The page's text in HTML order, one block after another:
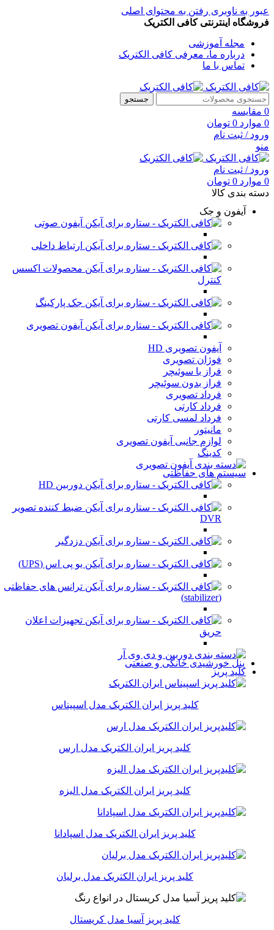
عبور به ناوبری رفتن به محتوای اصلی
فروشگاه اینترنتی کافی الکتریک
مجله آموزشی
درباره ما، معرفی کافی الکتریک
تماس با ما
جستجو
0 مقایسه
0 موارد 0 تومان
ورود / ثبت نام
منو
ورود / ثبت نام
0 موارد 0 تومان
دسته بندی کالا
آیفون و جک
آیفون صوتی
ارتباط داخلی
محصولات اکسس
کنترل
جک پارکینگ
آیفون تصویری
آیفون تصویری HD
فوژان تصویری
فراز با سوئیچر
فراز بدون سوئیچر
فرداد تصویری
فرداد کارتی
فرداد لمسی کارتی
مانیتور
لوازم جانبی آیفون تصویری
کدینگ
سیستم های حفاظتی
دوربین HD
ضبط کننده تصویر
DVR
دزدگیر
یو پی اس (UPS)
ترانس های حفاظتی
(stabilizer)
تجهیزات اعلان
حریق
پنل خورشیدی خانگی و صنعتی
کلید پریز
کلید پریز ایران الکتریک مدل اسپیناس
کلید پریز ایران الکتریک مدل ارس
کلید پریز ایران الکتریک مدل الیزه
کلید پریز ایران الکتریک مدل اسپادانا
کلید پریز ایران الکتریک مدل برلیان
کلید پریز آسیا مدل کریستال